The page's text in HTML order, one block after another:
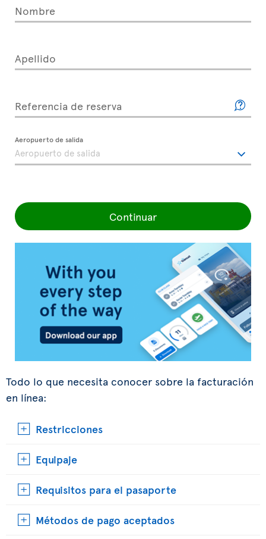
Nombre
Apellido
Referencia de reserva
Aeropuerto de salida
Continuar
Todo lo que necesita conocer sobre la facturación
en línea:
Restricciones
Equipaje
Requisitos para el pasaporte
Métodos de pago aceptados